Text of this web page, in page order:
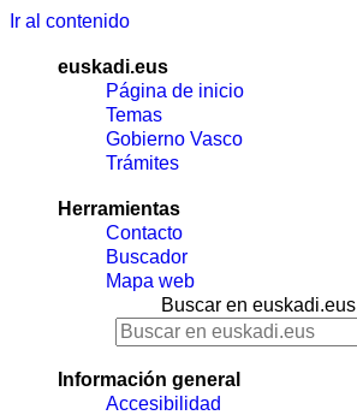
Ir al contenido
euskadi.eus
Página de inicio
Temas
Gobierno Vasco
Trámites
Herramientas
Contacto
Buscador
Mapa web
Buscar en euskadi.eus
Información general
Accesibilidad